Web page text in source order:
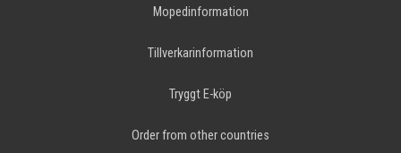
Mopedinformation
Tillverkarinformation
Tryggt E-köp
Order from other countries